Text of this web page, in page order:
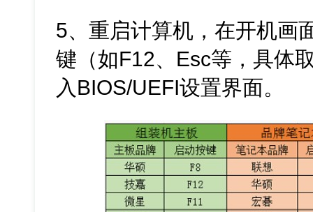
5、重启计算机，在开机画
键（如F12、Esc等，具体
入BIOS/UEFI设置界面。